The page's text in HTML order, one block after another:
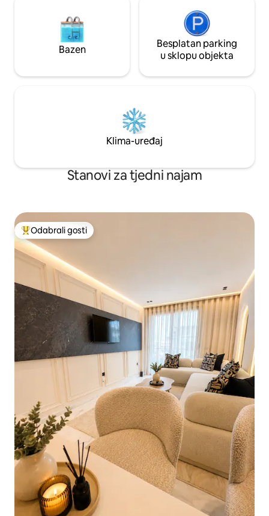
Bazen
Besplatan parking
u sklopu objekta
Klima-uređaj
Stanovi za tjedni najam
Među najviše rangiranima s oznakom „Odabrali gosti”
Odabrali gosti